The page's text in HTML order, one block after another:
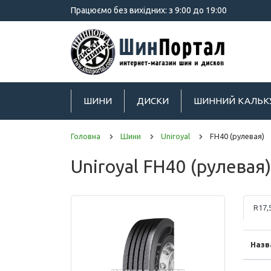
Працюємо без вихідних: з 9:00 до 19:00
ШИНИ ДИСКИ ШИННИЙ
Головна Шини Uniroyal FH40 (рулевая)
Uniroyal FH40 (рулевая)